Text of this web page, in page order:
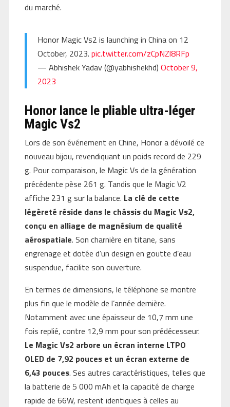
du marché.
Honor Magic Vs2 is launching in China on 12
October, 2023. pic.twitter.com/zCpNZl8RFp
— Abhishek Yadav (@yabhishekhd) October 9,
2023
Honor lance le pliable ultra-léger
Magic Vs2
Lors de son événement en Chine, Honor a dévoilé ce
nouveau bijou, revendiquant un poids record de 229
g. Pour comparaison, le Magic Vs de la génération
précédente pèse 261 g. Tandis que le Magic V2
affiche 231 g sur la balance. La clé de cette
légèreté réside dans le châssis du Magic Vs2,
conçu en alliage de magnésium de qualité
aérospatiale. Son charnière en titane, sans
engrenage et dotée d’un design en goutte d’eau
suspendue, facilite son ouverture.
En termes de dimensions, le téléphone se montre
plus fin que le modèle de l’année dernière.
Notamment avec une épaisseur de 10,7 mm une
fois replié, contre 12,9 mm pour son prédécesseur.
Le Magic Vs2 arbore un écran interne LTPO
OLED de 7,92 pouces et un écran externe de
6,43 pouces. Ses autres caractéristiques, telles que
la batterie de 5 000 mAh et la capacité de charge
rapide de 66W, restent identiques à celles au